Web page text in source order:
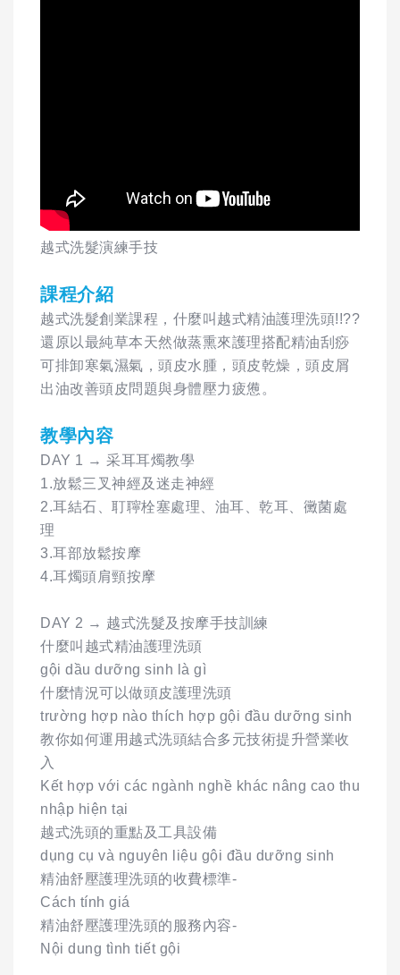
越式洗髮演練手技
課程介紹
越式洗髮創業課程，什麼叫越式精油護理洗頭!!??
還原以最純草本天然做蒸熏來護理搭配精油刮痧
可排卸寒氣濕氣，頭皮水腫，頭皮乾燥，頭皮屑
出油改善頭皮問題與身體壓力疲憊。
教學內容
DAY 1 → 采耳耳燭教學
1.放鬆三叉神經及迷走神經
2.耳結石、耵聹栓塞處理、油耳、乾耳、黴菌處
理
3.耳部放鬆按摩
4.耳燭頭肩頸按摩
DAY 2 → 越式洗髮及按摩手技訓練
什麼叫越式精油護理洗頭
gội dầu dưỡng sinh là gì
什麼情況可以做頭皮護理洗頭
trường hợp nào thích hợp gội đầu dưỡng sinh
教你如何運用越式洗頭結合多元技術提升營業收
入
Kết hợp với các ngành nghề khác nâng cao thu
nhập hiện tại
越式洗頭的重點及工具設備
dụng cụ và nguyên liệu gội đầu dưỡng sinh
精油舒壓護理洗頭的收費標準-
Cách tính giá
精油舒壓護理洗頭的服務內容-
Nội dung tình tiết gội